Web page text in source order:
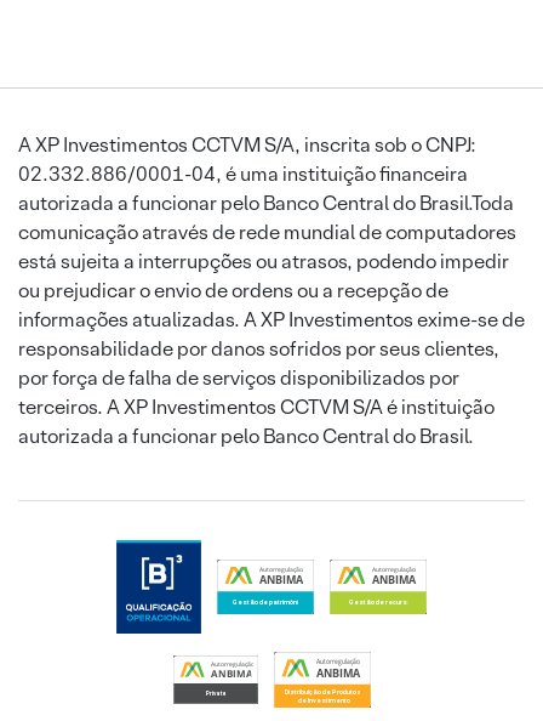
A XP Investimentos CCTVM S/A, inscrita sob o CNPJ:
02.332.886/0001-04, é uma instituição financeira
autorizada a funcionar pelo Banco Central do Brasil.Toda
comunicação através de rede mundial de computadores
está sujeita a interrupções ou atrasos, podendo impedir
ou prejudicar o envio de ordens ou a recepção de
informações atualizadas. A XP Investimentos exime-se de
responsabilidade por danos sofridos por seus clientes,
por força de falha de serviços disponibilizados por
terceiros. A XP Investimentos CCTVM S/A é instituição
autorizada a funcionar pelo Banco Central do Brasil.